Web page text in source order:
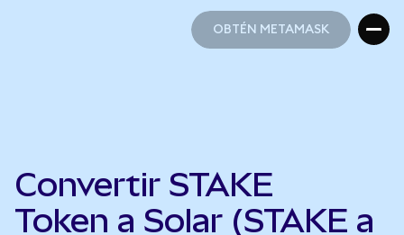
OBTÉN METAMASK
Convertir STAKE
Token a Solar (STAKE a